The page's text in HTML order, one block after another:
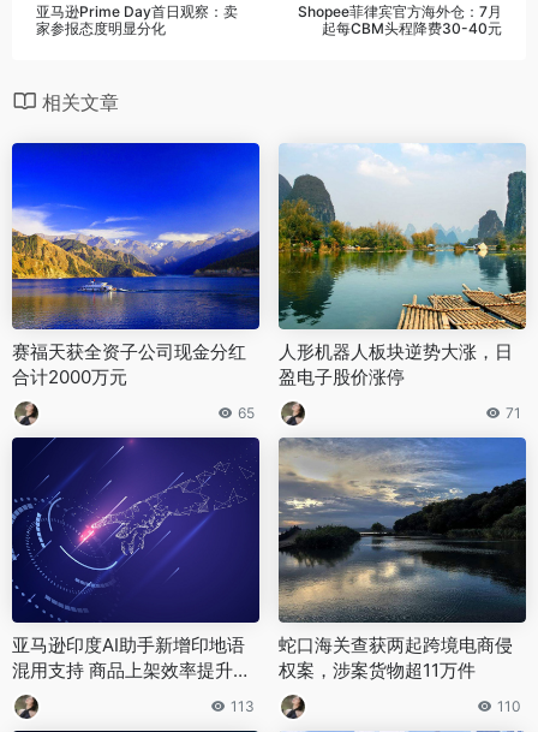
亚马逊Prime Day首日观察：卖
家参报态度明显分化
Shopee菲律宾官方海外仓：7月
起每CBM头程降费30-40元
相关文章
赛福天获全资子公司现金分红
合计2000万元
65
人形机器人板块逆势大涨，日
盈电子股价涨停
71
亚马逊印度AI助手新增印地语
混用支持 商品上架效率提升约
70%
113
蛇口海关查获两起跨境电商侵
权案，涉案货物超11万件
110